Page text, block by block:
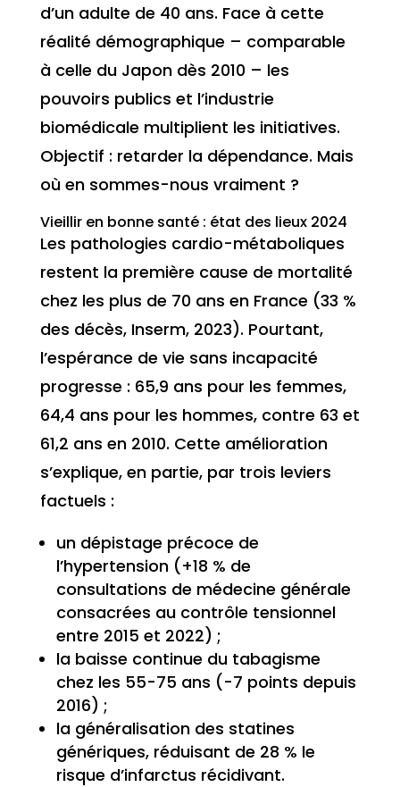
d’un adulte de 40 ans. Face à cette
réalité démographique – comparable
à celle du Japon dès 2010 – les
pouvoirs publics et l’industrie
biomédicale multiplient les initiatives.
Objectif : retarder la dépendance. Mais
où en sommes-nous vraiment ?
Vieillir en bonne santé : état des lieux 2024
Les pathologies cardio-métaboliques
restent la première cause de mortalité
chez les plus de 70 ans en France (33 %
des décès, Inserm, 2023). Pourtant,
l’espérance de vie sans incapacité
progresse : 65,9 ans pour les femmes,
64,4 ans pour les hommes, contre 63 et
61,2 ans en 2010. Cette amélioration
s’explique, en partie, par trois leviers
factuels :
un dépistage précoce de
l’hypertension (+18 % de
consultations de médecine générale
consacrées au contrôle tensionnel
entre 2015 et 2022) ;
la baisse continue du tabagisme
chez les 55-75 ans (-7 points depuis
2016) ;
la généralisation des statines
génériques, réduisant de 28 % le
risque d’infarctus récidivant.